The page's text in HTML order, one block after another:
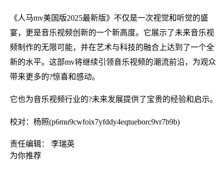
《人马mv美国版2025最新版》不仅是一次视觉和听觉的盛
宴，更是音乐视频创新的一个新高度。它展示了未来音乐视
频制作的无限可能，并在艺术与科技的融合上达到了一个全
新的水平。这部mv将继续引领音乐视频的潮流前沿，为观众
带来更多的?惊喜和感动。
它也为音乐视频行业的?未来发展提供了宝贵的经验和启示。
校对：杨照(p6mu9cwfoix7yfddy4eqtueborc9vr7b9b)
责任编辑： 李瑞英
为你推荐